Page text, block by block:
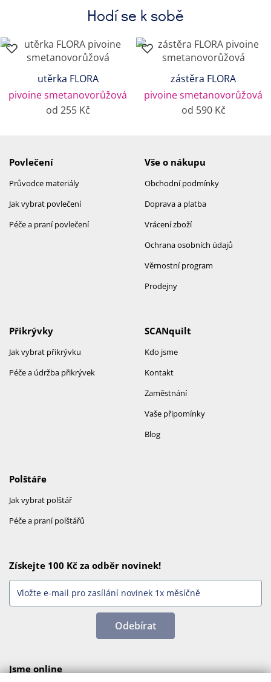
Hodí se k sobě
utěrka FLORA
pivoine smetanovorůžová
od 255 Kč
zástěra FLORA
pivoine smetanovorůžová
od 590 Kč
Povlečení
Průvodce materiály
Jak vybrat povlečení
Péče a praní povlečení
Vše o nákupu
Obchodní podmínky
Doprava a platba
Vrácení zboží
Ochrana osobních údajů
Věrnostní program
Prodejny
SCANquilt
Kdo jsme
Kontakt
Zaměstnání
Vaše připomínky
Blog
Přikrývky
Jak vybrat přikrývku
Péče a údržba přikrývek
Polštáře
Jak vybrat polštář
Péče a praní polštářů
Získejte 100 Kč za odběr novinek!
Odebírat
Jsme online